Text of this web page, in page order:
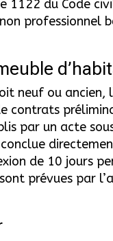
1122 du Code
professionnel
neuf ou ancien,
contrats
par un acte
de 10 jours
prévues par